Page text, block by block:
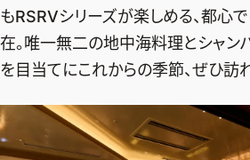
もRSRVシリーズが楽しめる、都心
在。唯一無二の地中海料理とシャン
を目当てにこれからの季節、ぜひ訪